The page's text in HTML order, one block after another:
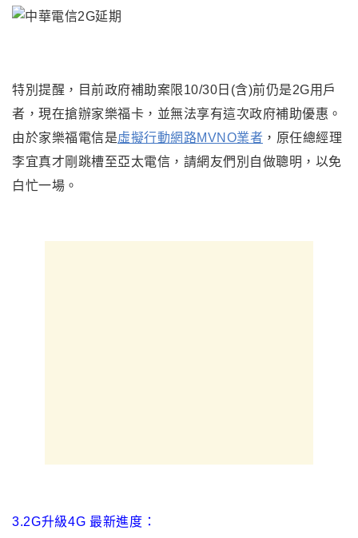
特別提醒 ， 目前政府補助案限10/30日(含)前仍是2G用戶
者，現在搶辦家樂福卡，並無法享有這次政府補助優惠。
由於家樂福電信是虛擬行動網路MVNO業者 ，原任總經理
李宜真才剛跳槽至亞太電信 ，請網友們 別自做聰明 ，以免
白忙一場。
3.2G升級4G 最新進度：